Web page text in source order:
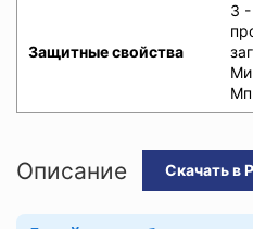
Защитные свойства
З
Ми
Мп
Описание Скачать в